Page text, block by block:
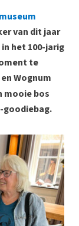
van dit jaar
het 100-jarig
te
Wognum
mooie bos
goodiebag.